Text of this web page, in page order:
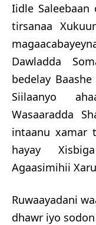
Iidle Saleebaan
tirsanaa
Dawladda
bedelay
Siilaanyo
Wasaaradda
intaanu xamar
hayay
Agaasimihii
Ruwaayadani
dhawr iyo